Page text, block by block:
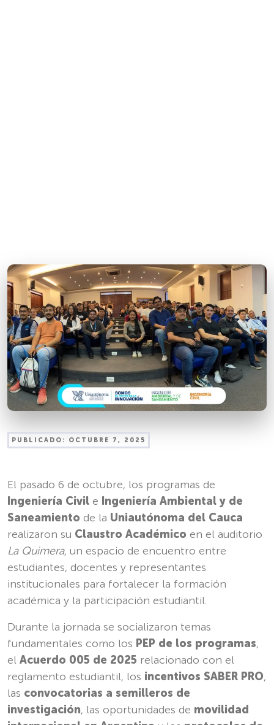
PUBLICADO: OCTUBRE 7, 2025
El pasado 6 de octubre, los programas de
Ingeniería Civil e Ingeniería Ambiental y de
Saneamiento de la Uniautónoma del Cauca
realizaron su Claustro Académico en el auditorio
La Quimera, un espacio de encuentro entre
estudiantes, docentes y representantes
institucionales para fortalecer la formación
académica y la participación estudiantil.
Durante la jornada se socializaron temas
fundamentales como los PEP de los programas,
el Acuerdo 005 de 2025 relacionado con el
reglamento estudiantil, los incentivos SABER PRO,
las convocatorias a semilleros de
investigación, las oportunidades de movilidad